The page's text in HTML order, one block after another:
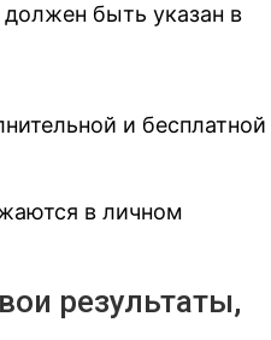
быть указан в
и бесплатной
в личном
результаты,